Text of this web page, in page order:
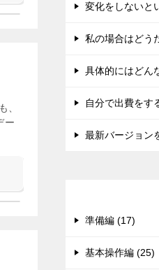
、
ー
変化をしないと
私の場合はどう
具体的にはどん
自分で出費をす
最新バージョン
準備編 (17)
基本操作編 (25)